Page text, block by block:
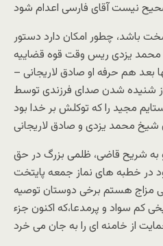
باشد، چطور امکان دارد دستور
محمد يزدی ريس وقت قوه قضاييه
بعد هم حرفه او صادق لاريجانی –
از شنيده شدن صدای فرزندی توسط
مجيد را که توکلش بر خدا بود
شريح قاضی، ظلمی بزرگ در حق
خطبه های نماز جمعه پايتخت
هستم برخی دوستان توصيه
کم سواد و پرمدعا،که اکنون جزء